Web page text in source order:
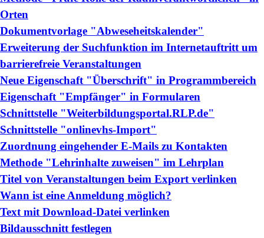
Orten
Dokumentvorlage "Abweseheitskalender"
Erweiterung der Suchfunktion im Internetauftritt um
barrierefreie Veranstaltungen
Neue Eigenschaft "Überschrift" in Programmbereich
Eigenschaft "Empfänger" in Formularen
Schnittstelle "Weiterbildungsportal.RLP.de"
Schnittstelle "onlinevhs-Import"
Zuordnung eingehender E-Mails zu Kontakten
Methode "Lehrinhalte zuweisen" im Lehrplan
Titel von Veranstaltungen beim Export verlinken
Wann ist eine Anmeldung möglich?
Text mit Download-Datei verlinken
Bildausschnitt festlegen